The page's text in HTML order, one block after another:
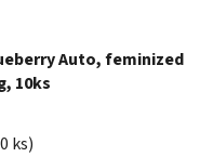
Auto, feminized
10ks
ks)